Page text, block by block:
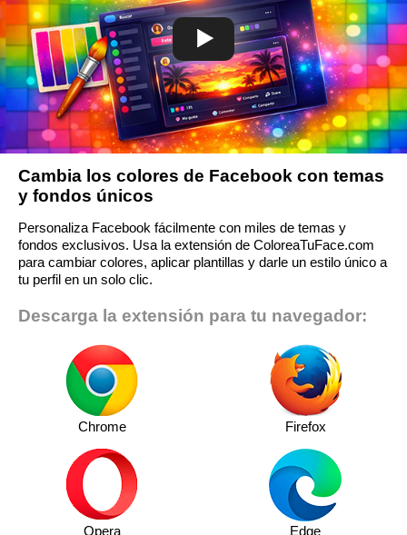
Cambia los colores de Facebook con temas
y fondos únicos
Personaliza Facebook fácilmente con miles de temas y
fondos exclusivos. Usa la extensión de ColoreaTuFace.com
para cambiar colores, aplicar plantillas y darle un estilo único a
tu perfil en un solo clic.
Descarga la extensión para tu navegador:
Chrome Firefox
Opera Edge